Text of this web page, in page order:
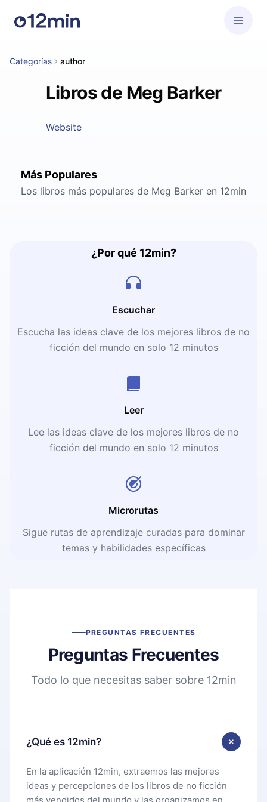
Categorías author
Libros de Meg Barker
Website
Más Populares
Los libros más populares de Meg Barker en 12min
¿Por qué 12min?
Escuchar
Escucha las ideas clave de los mejores libros de no
ficción del mundo en solo 12 minutos
Leer
Lee las ideas clave de los mejores libros de no
ficción del mundo en solo 12 minutos
Microrutas
Sigue rutas de aprendizaje curadas para dominar
temas y habilidades específicas
PREGUNTAS FRECUENTES
Preguntas Frecuentes
Todo lo que necesitas saber sobre 12min
¿Qué es 12min?
En la aplicación 12min, extraemos las mejores
ideas y percepciones de los libros de no ficción